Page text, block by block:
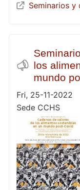
Seminarios y
los
mundo
Fri, 25-11-2022
Sede CCHS